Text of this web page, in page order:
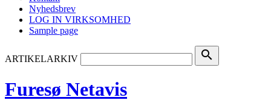
Nyhedsbrev
LOG IN VIRKSOMHED
Sample page
ARTIKELARKIV search
Furesø Netavis